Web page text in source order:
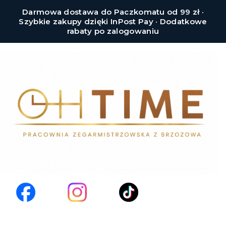
Darmowa dostawa do Paczkomatu od 99 zł ·
Szybkie zakupy dzięki InPost Pay · Dodatkowe
rabaty po zalogowaniu